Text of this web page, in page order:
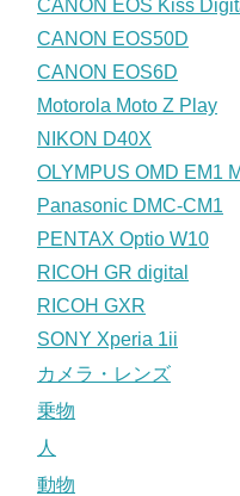
CANON EOS Kiss
CANON EOS50D
CANON EOS6D
Motorola Moto Z Play
NIKON D40X
OLYMPUS OMD EM1
Panasonic DMC-CM1
PENTAX Optio W10
RICOH GR digital
RICOH GXR
SONY Xperia 1ii
カメラ・レンズ
乗物
人
動物